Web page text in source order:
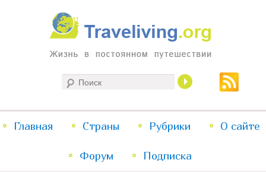
Traveliving
Жизнь в постоянном путешествии
меню
Перейти
к
Перейти
к
Главная Страны Рубрики О сайте
Форум Подписка